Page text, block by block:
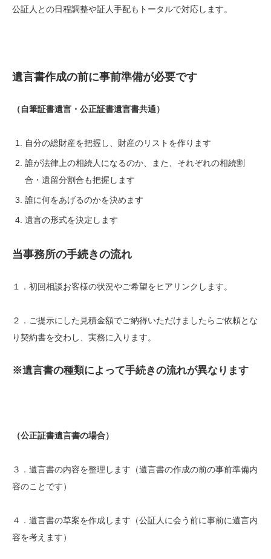
公証人との日程調整や証人手配もトータルで対応します。
遺言書作成の前に事前準備が必要です
（自筆証書遺言・公正証書遺言書共通）
自分の総財産を把握し、財産のリストを作ります
誰が法律上の相続人になるのか、また、それぞれの相続割
合・遺留分割合も把握します
誰に何をあげるのかを決めます
遺言の形式を決定します
当事務所の手続きの流れ
１．初回相談お客様の状況やご希望をヒアリンクします。
２．ご提示にした見積金額でご納得いただけましたらご依頼とな
り契約書を交わし、実務に入ります。
※遺言書の種類によって手続きの流れが異なります
（公正証書遺言書の場合）
３．遺言書の内容を整理します（遺言書の作成の前の事前準備内
容のことです）
４．遺言書の草案を作成します（公証人に会う前に事前に遺言内
容を考えます）